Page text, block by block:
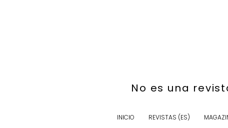
No es una
INICIO REVISTAS (ES)